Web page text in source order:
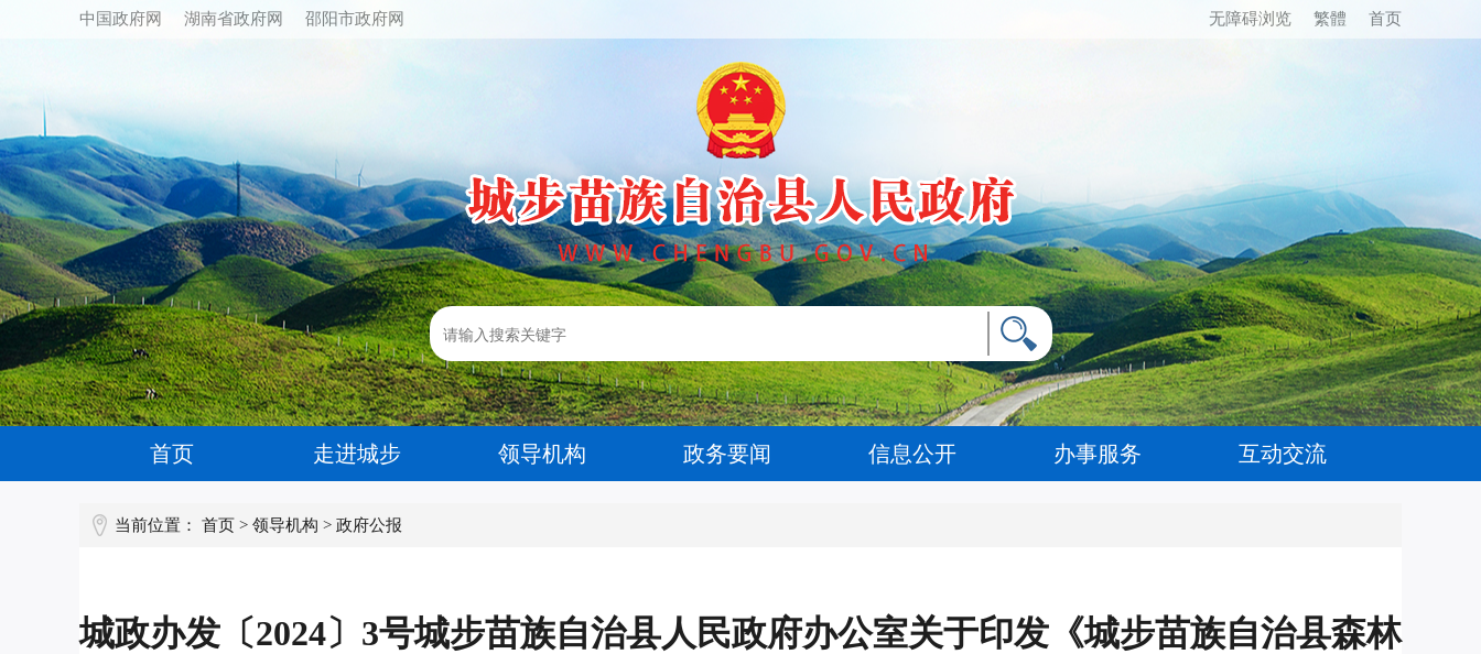
中国政府网 湖南省政府网 邵阳市政府网 首页
繁體
无障碍浏览
首页 走进城步 领导机构 政务要闻 信息公开 办事服务 互动交流
当前位置： 首页 > 领导机构 > 政府公报
城政办发〔2024〕3号城步苗族自治县人民政府办公室关于印发《城步苗族自治县森林